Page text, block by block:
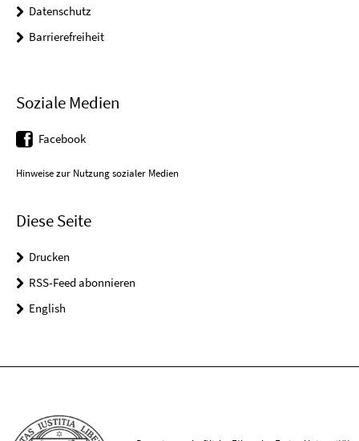
Datenschutz
Barrierefreiheit
Soziale Medien
Facebook
Hinweise zur Nutzung sozialer Medien
Diese Seite
Drucken
RSS-Feed abonnieren
English